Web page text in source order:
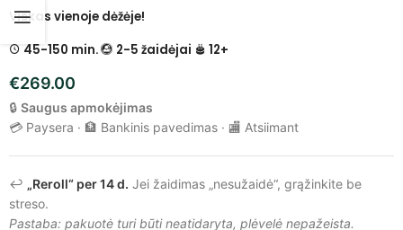
Viskas vienoje dėžėje!
45-150 min.
2-5 žaidėjai 12+
€269.00
🔒 Saugus apmokėjimas
💳 Paysera · 🏦 Bankinis pavedimas · 🏬 Atsiimant
↩️ „Reroll“ per 14 d. Jei žaidimas „nesužaidė“, grąžinkite be
streso.
Pastaba: pakuotė turi būti neatidaryta, plėvelė nepažeista.